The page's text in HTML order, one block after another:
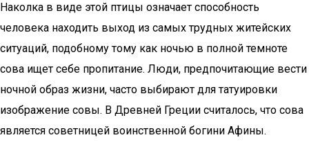
Наколка в виде этой птицы означает способность
человека находить выход из самых трудных житейских
ситуаций, подобному тому как ночью в полной темноте
сова ищет себе пропитание. Люди, предпочитающие вести
ночной образ жизни, часто выбирают для татуировки
изображение совы. В Древней Греции считалось, что сова
является советницей воинственной богини Афины.